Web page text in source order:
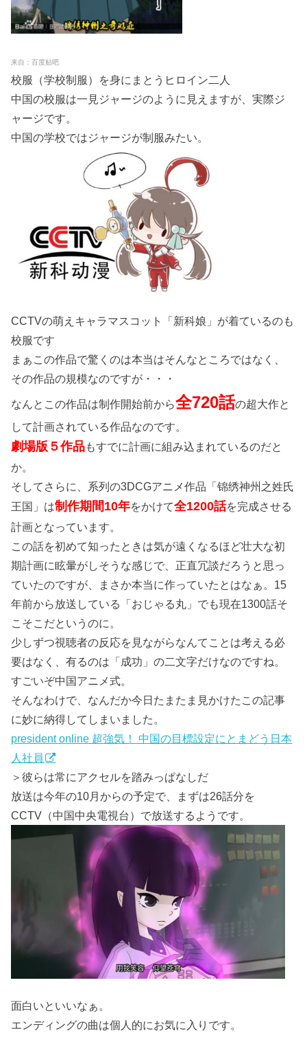
来自：百度贴吧
校服（学校制服）を身にまとうヒロイン二人
中国の校服は一見ジャージのように見えますが、実際ジ
ャージです。
中国の学校ではジャージが制服みたい。
CCTVの萌えキャラマスコット「新科娘」が着ているのも
校服です
まぁこの作品で驚くのは本当はそんなところではなく、
その作品の規模なのですが・・・
なんとこの作品は制作開始前から全720話の超大作と
して計画されている作品なのです。
劇場版５作品もすでに計画に組み込まれているのだと
か。
そしてさらに、系列の3DCGアニメ作品「锦绣神州之姓氏
王国」は制作期間10年をかけて全1200話を完成させる
計画となっています。
この話を初めて知ったときは気が遠くなるほど壮大な初
期計画に眩暈がしそうな感じで、正直冗談だろうと思っ
ていたのですが、まさか本当に作っていたとはなぁ。15
年前から放送している「おじゃる丸」でも現在1300話そ
こそこだというのに。
少しずつ視聴者の反応を見ながらなんてことは考える必
要はなく、有るのは「成功」の二文字だけなのですね。
すごいぞ中国アニメ式。
そんなわけで、なんだか今日たまたま見かけたこの記事
に妙に納得してしまいました。
president online 超強気！ 中国の目標設定にとまどう日本
人社員
＞彼らは常にアクセルを踏みっぱなしだ
放送は今年の10月からの予定で、まずは26話分を
CCTV（中国中央電視台）で放送するようです。
面白いといいなぁ。
エンディングの曲は個人的にお気に入りです。